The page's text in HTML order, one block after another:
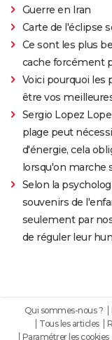
Guerre en Iran
Carte de l'éclipse
Ce sont les plus
cache forcément
Voici pourquoi les
être vos
Sergio Lopez
plage peut
d'énergie, cela
lorsqu'on marche
Selon la
souvenirs de
seulement par
de réguler leur
Qui sommes-nous ?
Tous les articles
Paramétrer les cookies